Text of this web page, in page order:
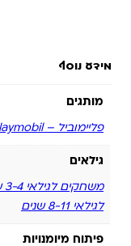
מידע נוסף
מותגים
פליימוביל – Playmobil
גילאים
משחקים לגילאי 3-4 שנים
לגילאי 8-11 שנים
פיתוח מיומנויות